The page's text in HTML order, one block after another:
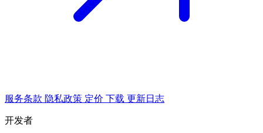
服务条款 隐私政策 定价 下载 更新日志
开发者